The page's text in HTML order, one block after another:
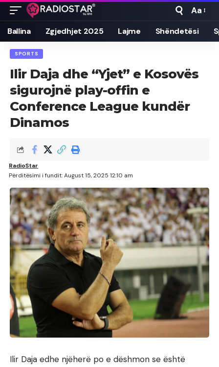
Font
Resizer
Aa
Ballina Zgjedhjet 2025 Lajme Shëndetësi
SPORTS
Ilir Daja dhe “Yjet” e Kosovës
sigurojnë play-offin e
Conference League kundër
Dinamos
Përditësimi i fundit: August 15, 2025 12:10 am
RadioStar
Ilir Daja edhe njëherë po e dëshmon se është